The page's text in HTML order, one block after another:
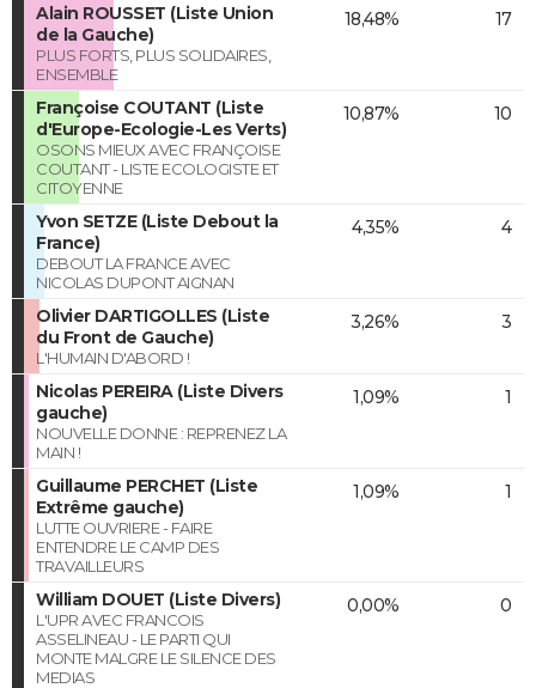
Alain ROUSSET (Liste Union
de la Gauche)
PLUS FORTS, PLUS SOLIDAIRES,
ENSEMBLE
18,48% 17
Françoise COUTANT (Liste
d'Europe-Ecologie-Les Verts)
OSONS MIEUX AVEC FRANÇOISE
COUTANT - LISTE ECOLOGISTE ET
CITOYENNE
10,87% 10
Yvon SETZE (Liste Debout la
France)
DEBOUT LA FRANCE AVEC
NICOLAS DUPONT AIGNAN
4,35% 4
Olivier DARTIGOLLES (Liste
du Front de Gauche)
L'HUMAIN D'ABORD !
3,26% 3
Nicolas PEREIRA (Liste Divers
gauche)
NOUVELLE DONNE : REPRENEZ LA
MAIN !
1,09% 1
Guillaume PERCHET (Liste
Extrême gauche)
LUTTE OUVRIERE - FAIRE
ENTENDRE LE CAMP DES
TRAVAILLEURS
1,09% 1
William DOUET (Liste Divers)
L'UPR AVEC FRANCOIS
ASSELINEAU - LE PARTI QUI
MONTE MALGRE LE SILENCE DES
MEDIAS
0,00% 0